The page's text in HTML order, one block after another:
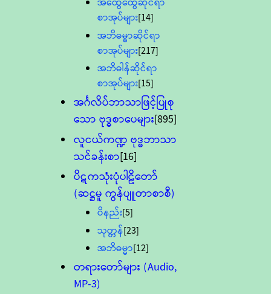
စာအုပ်များ[14]
အဘိဓမ္မာဆိုင်ရာ
စာအုပ်များ[217]
အဘိဓါန်ဆိုင်ရာ
စာအုပ်များ[15]
အင်္ဂလိပ်ဘာသာဖြင့်ပြုစု
သော ဗုဒ္ဓစာပေများ[895]
လူငယ်ကဏ္ဍ ဗုဒ္ဓဘာသာ
သင်ခန်းစာ[16]
ပိဋကသုံးပုံပါဠိတော်
(ဆဋ္ဌမူ ကွန်ပျူတာစာစီ)
ဝိနည်း[5]
သုတ္တန်[23]
အဘိဓမ္မာ[12]
တရားတော်များ (Audio,
MP-3)